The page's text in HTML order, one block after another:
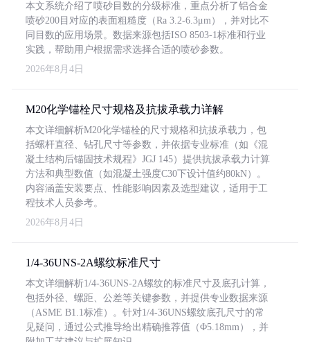
本文系统介绍了喷砂目数的分级标准，重点分析了铝合金
喷砂200目对应的表面粗糙度（Ra 3.2-6.3μm），并对比不
同目数的应用场景。数据来源包括ISO 8503-1标准和行业
实践，帮助用户根据需求选择合适的喷砂参数。
2026年8月4日
M20化学锚栓尺寸规格及抗拔承载力详解
本文详细解析M20化学锚栓的尺寸规格和抗拔承载力，包
括螺杆直径、钻孔尺寸等参数，并依据专业标准（如《混
凝土结构后锚固技术规程》JGJ 145）提供抗拔承载力计算
方法和典型数值（如混凝土强度C30下设计值约80kN）。
内容涵盖安装要点、性能影响因素及选型建议，适用于工
程技术人员参考。
2026年8月4日
1/4-36UNS-2A螺纹标准尺寸
本文详细解析1/4-36UNS-2A螺纹的标准尺寸及底孔计算，
包括外径、螺距、公差等关键参数，并提供专业数据来源
（ASME B1.1标准）。针对1/4-36UNS螺纹底孔尺寸的常
见疑问，通过公式推导给出精确推荐值（Φ5.18mm），并